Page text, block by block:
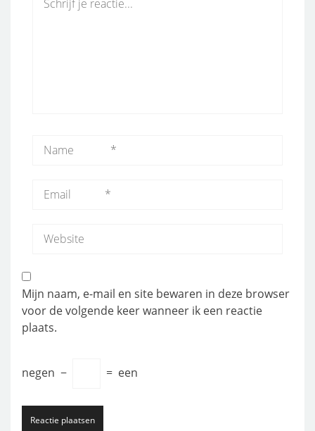
Mijn naam, e-mail en site bewaren in deze browser
voor de volgende keer wanneer ik een reactie
plaats.
negen − = een